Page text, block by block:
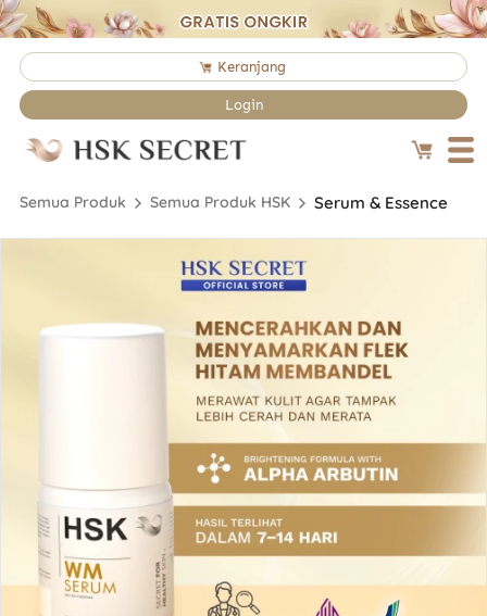
` Keranjang
`Login
Semua Produk Semua Produk HSK Serum & Essence